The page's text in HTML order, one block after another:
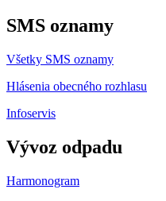
SMS oznamy
Všetky SMS oznamy
Hlásenia obecného rozhlasu
Infoservis
Vývoz odpadu
Harmonogram